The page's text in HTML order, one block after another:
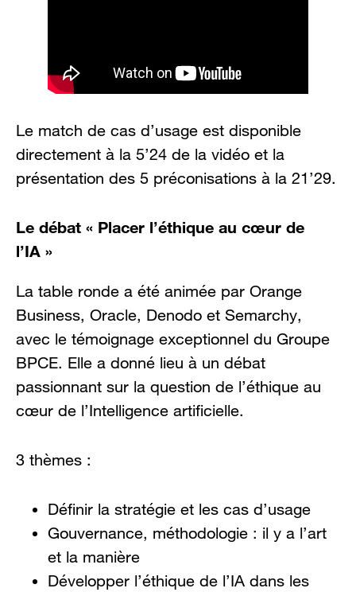
Le match de cas d’usage est disponible
directement à la 5’24 de la vidéo et la
présentation des 5 préconisations à la 21’29.
Le débat « Placer l’éthique au cœur de
l’IA »
La table ronde a été animée par Orange
Business, Oracle, Denodo et Semarchy,
avec le témoignage exceptionnel du Groupe
BPCE. Elle a donné lieu à un débat
passionnant sur la question de l’éthique au
cœur de l’Intelligence artificielle.
3 thèmes :
Définir la stratégie et les cas d’usage
Gouvernance, méthodologie : il y a l’art
et la manière
Développer l’éthique de l’IA dans les